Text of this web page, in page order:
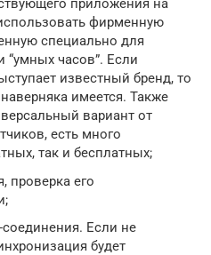
приложения на
фирменную
специально для
“умных часов”. Если
известный бренд, то
имеется. Также
вариант от
есть много
так и бесплатных;
проверка его
Если не
будет